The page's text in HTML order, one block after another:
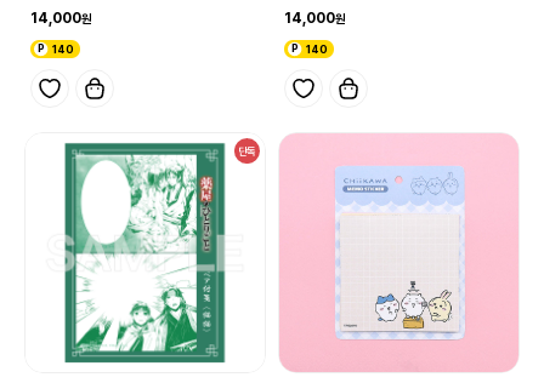
14,000
140
14,000
140
단독